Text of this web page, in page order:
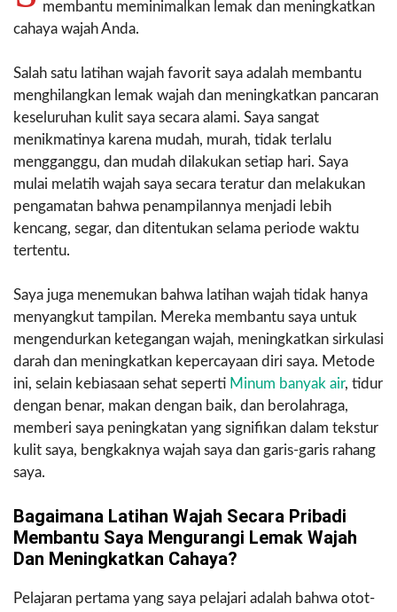
membantu meminimalkan lemak dan meningkatkan
cahaya wajah Anda.
Salah satu latihan wajah favorit saya adalah membantu
menghilangkan lemak wajah dan meningkatkan pancaran
keseluruhan kulit saya secara alami. Saya sangat
menikmatinya karena mudah, murah, tidak terlalu
mengganggu, dan mudah dilakukan setiap hari. Saya
mulai melatih wajah saya secara teratur dan melakukan
pengamatan bahwa penampilannya menjadi lebih
kencang, segar, dan ditentukan selama periode waktu
tertentu.
Saya juga menemukan bahwa latihan wajah tidak hanya
menyangkut tampilan. Mereka membantu saya untuk
mengendurkan ketegangan wajah, meningkatkan sirkulasi
darah dan meningkatkan kepercayaan diri saya. Metode
ini, selain kebiasaan sehat seperti Minum banyak air, tidur
dengan benar, makan dengan baik, dan berolahraga,
memberi saya peningkatan yang signifikan dalam tekstur
kulit saya, bengkaknya wajah saya dan garis-garis rahang
saya.
Bagaimana Latihan Wajah Secara Pribadi
Membantu Saya Mengurangi Lemak Wajah
Dan Meningkatkan Cahaya?
Pelajaran pertama yang saya pelajari adalah bahwa otot-